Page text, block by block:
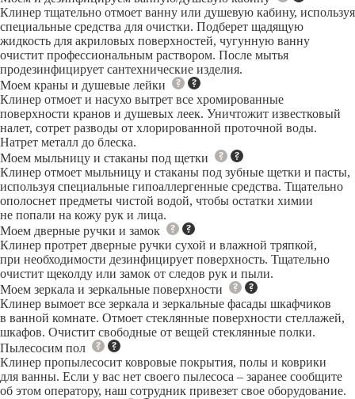
Клинер тщательно отмоет ванну или душевую кабину, используя
специальные средства для очистки. Подберет щадящую
жидкость для акриловых поверхностей, чугунную ванну
очистит профессиональным раствором. После мытья
продезинфицирует сантехнические изделия.
Моем краны и душевые лейки
Клинер отмоет и насухо вытрет все хромированные
поверхности кранов и душевых леек. Уничтожит известковый
налет, сотрет разводы от хлорированной проточной воды.
Натрет металл до блеска.
Моем мыльницу и стаканы под щетки
Клинер отмоет мыльницу и стаканы под зубные щетки и пасты,
используя специальные гипоаллергенные средства. Тщательно
ополоснет предметы чистой водой, чтобы остатки химии
не попали на кожу рук и лица.
Моем дверные ручки и замок
Клинер протрет дверные ручки сухой и влажной тряпкой,
при необходимости дезинфицирует поверхность. Тщательно
очистит щеколду или замок от следов рук и пыли.
Моем зеркала и зеркальные поверхности
Клинер вымоет все зеркала и зеркальные фасады шкафчиков
в ванной комнате. Отмоет стеклянные поверхности стеллажей,
шкафов. Очистит свободные от вещей стеклянные полки.
Пылесосим пол
Клинер пропылесосит ковровые покрытия, полы и коврики
для ванны. Если у вас нет своего пылесоса – заранее сообщите
об этом оператору, наш сотрудник привезет свое оборудование.